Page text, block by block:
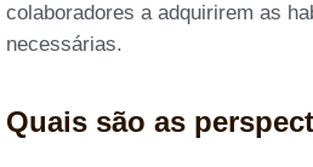
colaboradores a adquirirem as
necessárias.
Quais são as